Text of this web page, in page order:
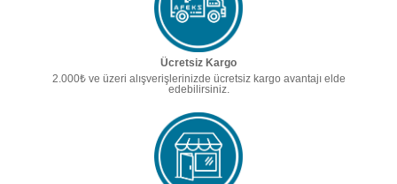
Ücretsiz Kargo
2.000₺ ve üzeri alışverişlerinizde ücretsiz kargo avantajı elde
edebilirsiniz.